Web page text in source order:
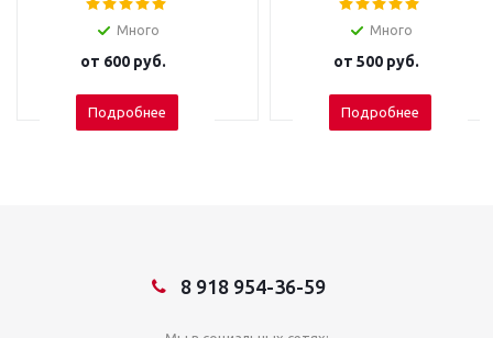
Много
от 600 руб.
Подробнее
Много
от 500 руб.
Подробнее
8 918 954-36-59